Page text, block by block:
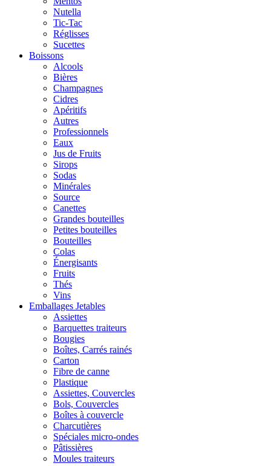
Nutella
Tic-Tac
Réglisses
Sucettes
Boissons
Alcools
Bières
Champagnes
Cidres
Apéritifs
Autres
Professionnels
Eaux
Jus de Fruits
Sirops
Sodas
Minérales
Source
Canettes
Grandes bouteilles
Petites bouteilles
Bouteilles
Colas
Énergisants
Fruits
Thés
Vins
Emballages Jetables
Assiettes
Barquettes traiteurs
Bougies
Boîtes, Carrés rainés
Carton
Fibre de canne
Plastique
Assiettes, Couvercles
Bols, Couvercles
Boîtes à couvercle
Charcutières
Spéciales micro-ondes
Pâtissières
Moules traiteurs